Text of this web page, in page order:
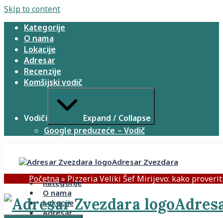
Skip to content
Kategorije
O nama
Lokacije
Adresar
Recenzije
Komšijski vodič
Vodiči
Expand / Collapse
Google preduzeće – Vodič
Adresar Zvezdara
Kategorije
O nama
Lokacije
Adresar
Početna» Pizzeria Veliki Šef Mirijevo: kako